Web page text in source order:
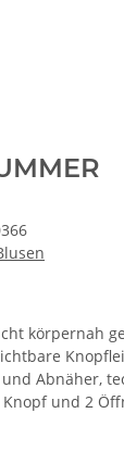
körpernah
Abnäher,
und 2